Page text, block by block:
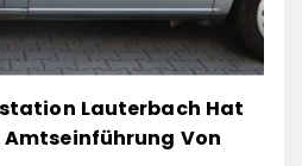
Lauterbach Hat
Amtseinführung Von